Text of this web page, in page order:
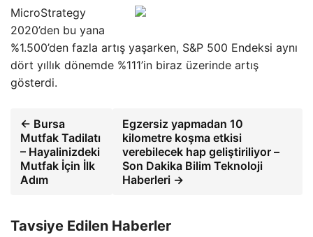
MicroStrategy
2020’den bu yana
%1.500’den fazla artış yaşarken, S&P 500 Endeksi aynı
dört yıllık dönemde %111’in biraz üzerinde artış
gösterdi.
← Bursa
Mutfak Tadilatı
– Hayalinizdeki
Mutfak İçin İlk
Adım
Egzersiz yapmadan 10
kilometre koşma etkisi
verebilecek hap geliştiriliyor –
Son Dakika Bilim Teknoloji
Haberleri →
Tavsiye Edilen Haberler